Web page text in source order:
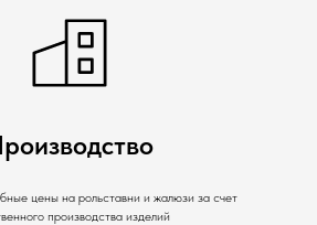
цены на рольставни и жалюзи за счет
производства изделий